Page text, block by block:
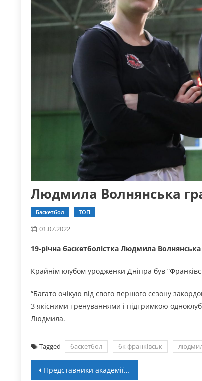
Людмила Волнянська
Баскетбол ТОП
01.07.2022
19-річна баскетболістка Людмила
Крайнім клубом уродженки Дніпра був
“Багато очікую від свого першого сезону
З якісними тренуваннями і підтримкою
Людмила.
Tagged баскетбол бк франківськ
Навігація
Представники академії БК “Говерла” долучились до проекту “Junior” (ВІДЕО)